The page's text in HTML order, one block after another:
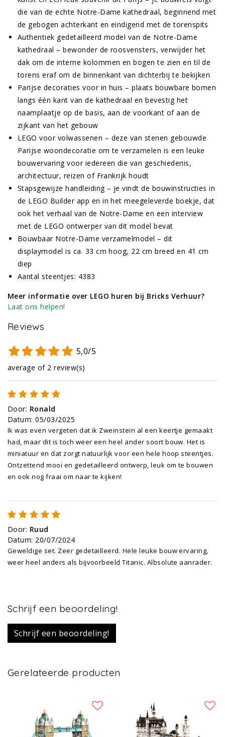
die van de echte Notre-Dame kathedraal, beginnend met
de gebogen achterkant en eindigend met de torenspits
Authentiek gedetailleerd model van de Notre-Dame
kathedraal – bewonder de roosvensters, verwijder het
dak om de interne kolommen en bogen te zien en til de
torens eraf om de binnenkant van dichterbij te bekijken
Parijse decoraties voor in huis – plaats bouwbare bomen
langs één kant van de kathedraal en bevestig het
naamplaatje op de basis, aan de voorkant of aan de
zijkant van het gebouw
LEGO voor volwassenen – deze van stenen gebouwde
Parijse woondecoratie om te verzamelen is een leuke
bouwervaring voor iedereen die van geschiedenis,
architectuur, reizen of Frankrijk houdt
Stapsgewijze handleiding – je vindt de bouwinstructies in
de LEGO Builder app en in het meegeleverde boekje, dat
ook het verhaal van de Notre-Dame en een interview
met de LEGO ontwerper van dit model bevat
Bouwbaar Notre-Dame verzamelmodel – dit
displaymodel is ca. 33 cm hoog, 22 cm breed en 41 cm
diep
Aantal steentjes: 4383
Meer informatie over LEGO huren bij Bricks Verhuur?
Laat ons helpen!
Reviews
5,0/5
average of 2 review(s)
Door: Ronald
Datum:05/03/2025
Ik was even vergeten dat ik Zweinstein al een keertje gemaakt
had, maar dit is toch weer een heel ander soort bouw. Het is
miniatuur en dat zorgt natuurlijk voor een hele hoop steentjes.
Ontzettend mooi en gedetailleerd ontwerp, leuk om te bouwen
en ook nog fraai om naar te kijken!
Door: Ruud
Datum: 20/07/2024
Geweldige set. Zeer gedetailleerd. Hele leuke bouw ervaring,
weer heel anders als bijvoorbeeld Titanic. Albsolute aanrader.
Schrijf een beoordeling!
Schrijf een beoordeling!
Gerelateerde producten